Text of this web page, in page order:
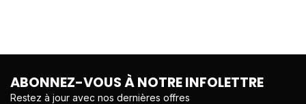
ABONNEZ-VOUS À NOTRE INFOLETTRE
Restez à jour avec nos dernières offres